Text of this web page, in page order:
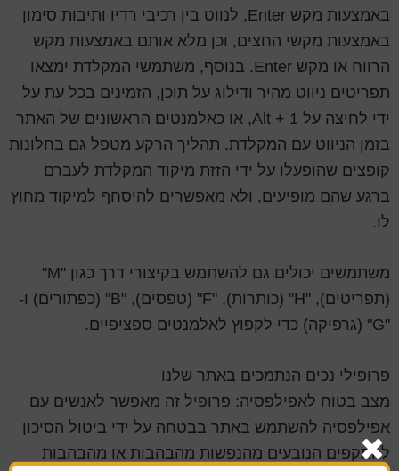
באמצעות מקש Enter, לנווט בין רכיבי רדיו ותיבות סימון
באמצעות מקשי החצים, וכן מלא אותם באמצעות מקש
הרווח או מקש Enter. בנוסף, משתמשי המקלדת ימצאו
תפריטים ניווט מהיר ודילוג על תוכן, הזמינים בכל עת על
ידי לחיצה על Alt + 1, או כאלמנטים הראשונים של האתר
בזמן הניווט עם המקלדת. תהליך הרקע מטפל גם בחלונות
קופצים שהופעלו על ידי הזזת מיקוד המקלדת לעברם
ברגע שהם מופיעים, ולא מאפשרים להיסחף למיקוד מחוץ
לו.
משתמשים יכולים גם להשתמש בקיצורי דרך כגון "M"
(תפריטים), "H" (כותרות), "F" (טפסים), "B" (כפתורים) ו-
"G" (גרפיקה) כדי לקפוץ לאלמנטים ספציפיים.
פרופילי נכים הנתמכים באתר שלנו
מצב בטוח לאפילפסיה: פרופיל זה מאפשר לאנשים עם
אפילפסיה להשתמש באתר בבטחה על ידי ביטול הסיכון
להתקפים הנובעים מהנפשות מהבהבות או מהבהבות